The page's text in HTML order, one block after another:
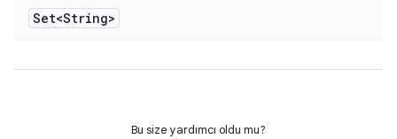
Set<String>
Bu size yardımcı oldu mu?